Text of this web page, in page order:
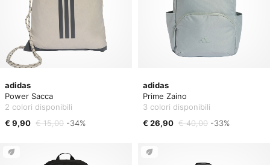
adidas
Power Sacca
2 colori disponibili
€ 9,90 € 15,00 -34%
adidas
Prime Zaino
3 colori disponibili
€ 26,90 € 40,00 -33%